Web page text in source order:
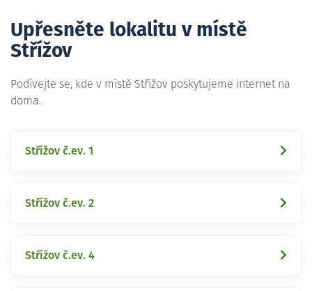
Upřesněte lokalitu v místě
Střížov
Podívejte se, kde v místě Střížov poskytujeme internet na
doma.
Střížov č.ev. 1
Střížov č.ev. 2
Střížov č.ev. 4